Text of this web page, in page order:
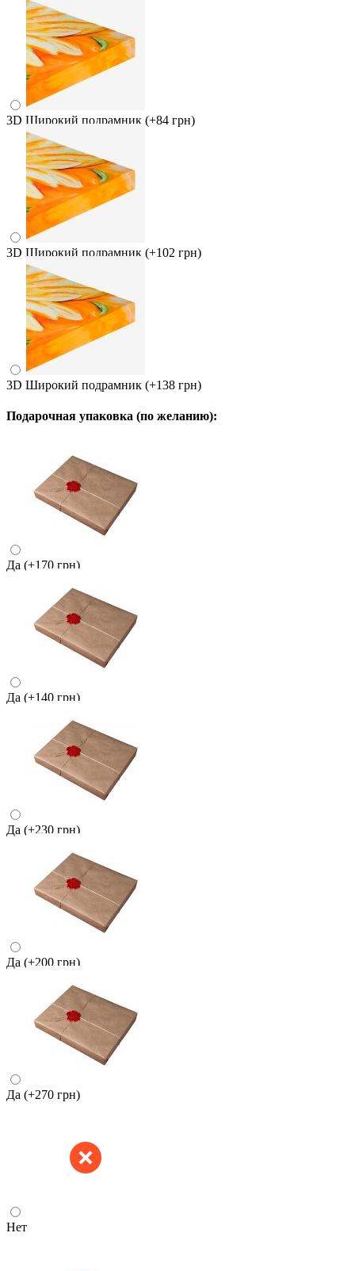
3D Широкий подрамник (+84 грн)
3D Широкий подрамник (+102 грн)
3D Широкий подрамник (+138 грн)
Подарочная упаковка (по желанию):
Да (+170 грн)
Да (+140 грн)
Да (+230 грн)
Да (+200 грн)
Да (+270 грн)
Нет